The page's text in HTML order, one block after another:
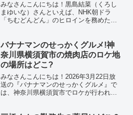
みなさんこんにちは！黒島結菜（くろし
まゆいな）さんといえば、NHK朝ドラ
「ちむどんどん」のヒロインを務めた沖
農園を経営していることをご存じでしょ
うか？日本テレビ系の人気...
バナナマンのせっかくグルメ!神
奈川県横須賀市の焼肉店のロケ地
の場所はどこ?
みなさんこんにちは！2026年3月22日放
送の『バナナマンのせっかくグルメ』で
は、神奈川県横須賀市でロケが行われま